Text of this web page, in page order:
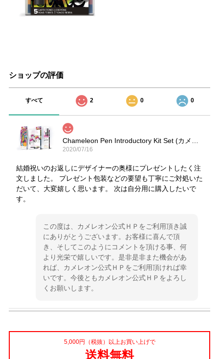
ショップの評価
すべて 2 0 0
2020/07/16
結婚祝いのお返しにデザイナーの奥様にプレゼントしたく注
文しました。 プレゼント包装などの要望も丁寧にご対処いた
だいて、大変嬉しく思います。 次は自分用に購入したいで
す。
この度は、カメレオン公式ＨＰをご利用頂き誠
にありがとうございます。お客様に喜んで頂
き、そしてこのようにコメントを頂ける事、何
より光栄で嬉しいです。是非是非また機会があ
れば、カメレオン公式ＨＰをご利用頂ければ幸
いです。今後ともカメレオン公式ＨＰをよろし
くお願いします。
Chameleon Blendwriters 6 pack Cool Colors （カメレオンブレンドライター 6本入りクールセット）
2020/03/29
5,000円（税抜）以上お買い上げで
送料無料